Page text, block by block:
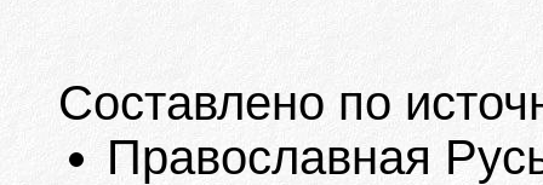
Составлено по
Православная